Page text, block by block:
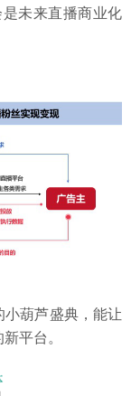
未来直播商业化
葫芦盛典，能让
平台。